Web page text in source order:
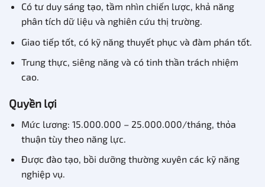
Có tư duy sáng tạo, tầm nhìn chiến lược, khả năng
phân tích dữ liệu và nghiên cứu thị trường.
Giao tiếp tốt, có kỹ năng thuyết phục và đàm phán tốt.
Trung thực, siêng năng và có tinh thần trách nhiệm
cao.
Quyền lợi
Mức lương: 15.000.000 – 25.000.000/tháng, thỏa
thuận tùy theo năng lực.
Được đào tạo, bồi dưỡng thường xuyên các kỹ năng
nghiệp vụ.